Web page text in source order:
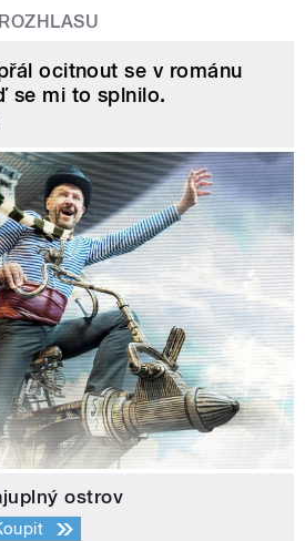
ocitnout se v románu
se mi to splnilo.
ostrov